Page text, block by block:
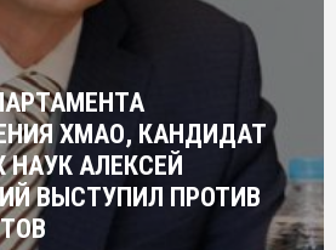
ХМАО, КАНДИДАТ
АЛЕКСЕЙ
ВЫСТУПИЛ ПРОТИВ